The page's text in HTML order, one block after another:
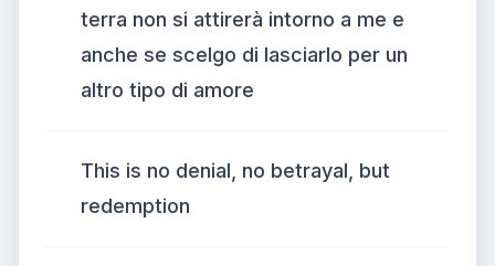
terra non si attirerà intorno a me e
anche se scelgo di lasciarlo per un
altro tipo di amore
This is no denial, no betrayal, but
redemption